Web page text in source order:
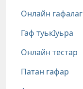
Онлайн гафалаг
Гаф туькIуьра
Онлайн тестар
Патан гафар